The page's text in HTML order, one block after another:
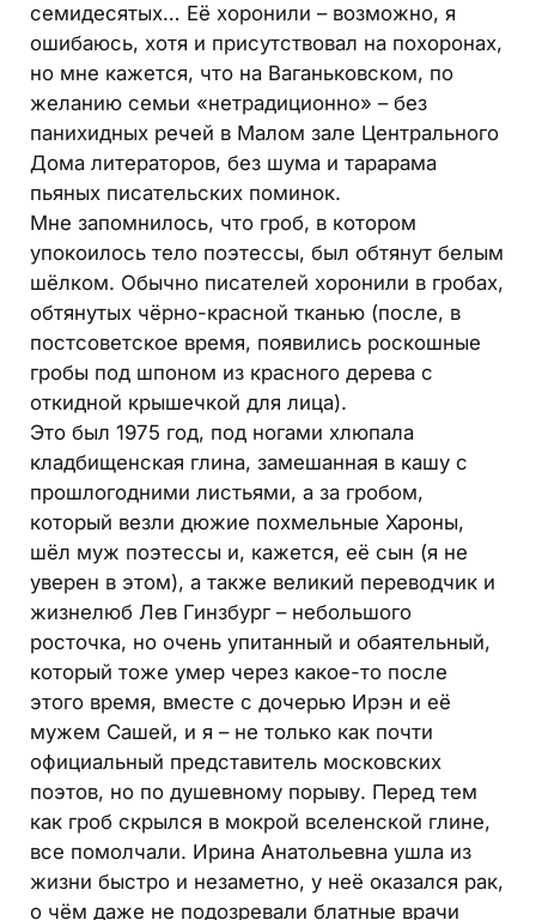
семидесятых… Её хоронили – возможно, я
ошибаюсь, хотя и присутствовал на похоронах,
но мне кажется, что на Ваганьковском, по
желанию семьи «нетрадиционно» – без
панихидных речей в Малом зале Центрального
Дома литераторов, без шума и тарарама
пьяных писательских поминок.
Мне запомнилось, что гроб, в котором
упокоилось тело поэтессы, был обтянут белым
шёлком. Обычно писателей хоронили в гробах,
обтянутых чёрно-красной тканью (после, в
постсоветское время, появились роскошные
гробы под шпоном из красного дерева с
откидной крышечкой для лица).
Это был 1975 год, под ногами хлюпала
кладбищенская глина, замешанная в кашу с
прошлогодними листьями, а за гробом,
который везли дюжие похмельные Хароны,
шёл муж поэтессы и, кажется, её сын (я не
уверен в этом), а также великий переводчик и
жизнелюб Лев Гинзбург – небольшого
росточка, но очень упитанный и обаятельный,
который тоже умер через какое-то после
этого время, вместе с дочерью Ирэн и её
мужем Сашей, и я – не только как почти
официальный представитель московских
поэтов, но по душевному порыву. Перед тем
как гроб скрылся в мокрой вселенской глине,
все помолчали. Ирина Анатольевна ушла из
жизни быстро и незаметно, у неё оказался рак,
о чём даже не подозревали блатные врачи